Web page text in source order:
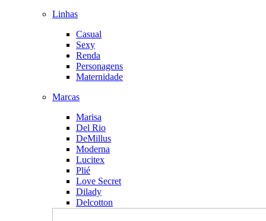
Linhas
Casual
Sexy
Renda
Personagens
Maternidade
Marcas
Marisa
Del Rio
DeMillus
Moderna
Lucitex
Plié
Love Secret
Dilady
Delcotton